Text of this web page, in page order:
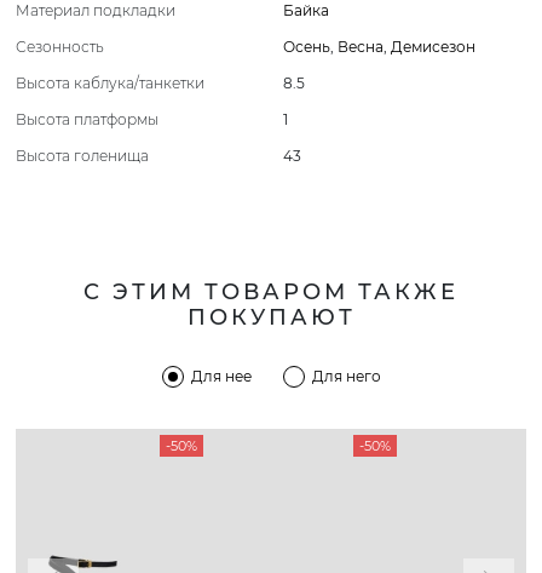
Материал подкладки
Байка
Сезонность
Осень, Весна, Демисезон
Высота каблука/танкетки
8.5
Высота платформы
1
Высота голенища
43
С ЭТИМ ТОВАРОМ ТАКЖЕ
ПОКУПАЮТ
Для нее Для него
-50% -50%